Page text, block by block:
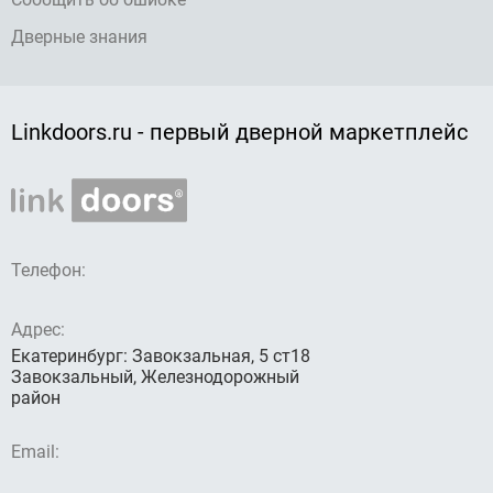
Дверные знания
Linkdoors.ru - первый дверной маркетплейс
Телефон:
Адрес:
Екатеринбург: Завокзальная, 5 ст18
Завокзальный, Железнодорожный
район
Email: